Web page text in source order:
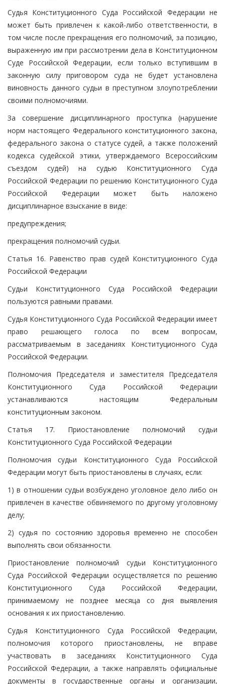
Судья Конституционного Суда Российской Федерации не
может быть привлечен к какой-либо ответственности, в
том числе после прекращения его полномочий, за позицию,
выраженную им при рассмотрении дела в Конституционном
Суде Российской Федерации, если только вступившим в
законную силу приговором суда не будет установлена
виновность данного судьи в преступном злоупотреблении
своими полномочиями.
За совершение дисциплинарного проступка (нарушение
норм настоящего Федерального конституционного закона,
федерального закона о статусе судей, а также положений
кодекса судейской этики, утверждаемого Всероссийским
съездом судей) на судью Конституционного Суда
Российской Федерации по решению Конституционного Суда
Российской Федерации может быть наложено
дисциплинарное взыскание в виде:
предупреждения;
прекращения полномочий судьи.
Статья 16. Равенство прав судей Конституционного Суда
Российской Федерации
Судьи Конституционного Суда Российской Федерации
пользуются равными правами.
Судья Конституционного Суда Российской Федерации имеет
право решающего голоса по всем вопросам,
рассматриваемым в заседаниях Конституционного Суда
Российской Федерации.
Полномочия Председателя и заместителя Председателя
Конституционного Суда Российской Федерации
устанавливаются настоящим Федеральным
конституционным законом.
Статья 17. Приостановление полномочий судьи
Конституционного Суда Российской Федерации
Полномочия судьи Конституционного Суда Российской
Федерации могут быть приостановлены в случаях, если:
1) в отношении судьи возбуждено уголовное дело либо он
привлечен в качестве обвиняемого по другому уголовному
делу;
2) судья по состоянию здоровья временно не способен
выполнять свои обязанности.
Приостановление полномочий судьи Конституционного
Суда Российской Федерации осуществляется по решению
Конституционного Суда Российской Федерации,
принимаемому не позднее месяца со дня выявления
основания к их приостановлению.
Судья Конституционного Суда Российской Федерации,
полномочия которого приостановлены, не вправе
участвовать в заседаниях Конституционного Суда
Российской Федерации, а также направлять официальные
документы в государственные органы и организации,